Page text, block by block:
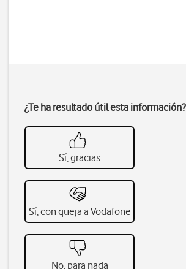
¿Te ha resultado útil esta información?
Sí, gracias
Sí, con queja a Vodafone
No, para nada